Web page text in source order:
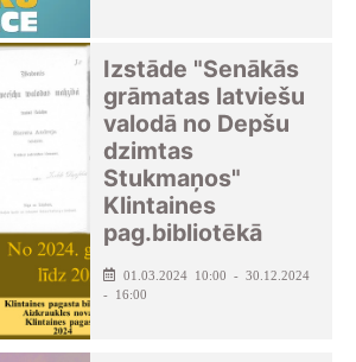
Izstāde "Senākās
grāmatas latviešu
valodā no Depšu
dzimtas
Stukmaņos"
Klintaines
pag.bibliotēkā
01.03.2024 10:00 - 30.12.2024
- 16:00